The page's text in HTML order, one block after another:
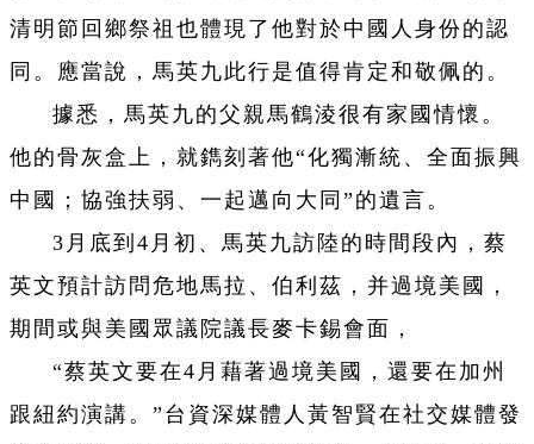
清明節回鄉祭祖也體現了他對於中國人身份的認
同。應當說，馬英九此行是值得肯定和敬佩的。
據悉，馬英九的父親馬鶴淩很有家國情懷。
他的骨灰盒上，就鐫刻著他“化獨漸統、全面振興
中國；協強扶弱、一起邁向大同”的遺言。
3月底到4月初、馬英九訪陸的時間段內，蔡
英文預計訪問危地馬拉、伯利茲，并過境美國，
期間或與美國眾議院議長麥卡錫會面，
“蔡英文要在4月藉著過境美國，還要在加州
跟紐約演講。”台資深媒體人黃智賢在社交媒體發